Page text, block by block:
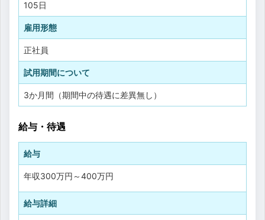
105日
雇用形態
正社員
試用期間について
3か月間（期間中の待遇に差異無し）
給与・待遇
給与
年収300万円 ～400万円
給与詳細